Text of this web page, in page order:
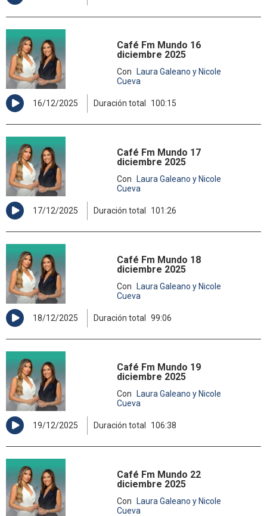
Café Fm Mundo 16
diciembre 2025
Con
Laura Galeano y Nicole
Cueva
16/12/2025 Duración total 100:15
Café Fm Mundo 17
diciembre 2025
Con
Laura Galeano y Nicole
Cueva
17/12/2025 Duración total 101:26
Café Fm Mundo 18
diciembre 2025
Con
Laura Galeano y Nicole
Cueva
18/12/2025 Duración total 99:06
Café Fm Mundo 19
diciembre 2025
Con
Laura Galeano y Nicole
Cueva
19/12/2025 Duración total 106:38
Café Fm Mundo 22
diciembre 2025
Con
Laura Galeano y Nicole
Cueva